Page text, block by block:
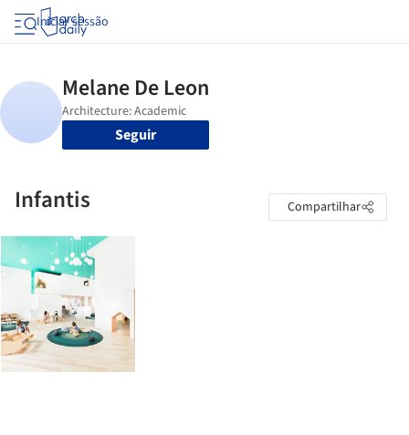
Iniciar sessão
Seguir
Infantis Compartilhar